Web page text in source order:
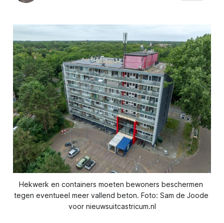
Hekwerk en containers moeten bewoners beschermen
tegen eventueel meer vallend beton. Foto: Sam de Joode
voor nieuwsuitcastricum.nl